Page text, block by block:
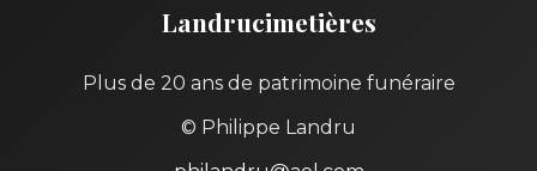
Landrucimetières
Plus de 20 ans de patrimoine funéraire
© Philippe Landru